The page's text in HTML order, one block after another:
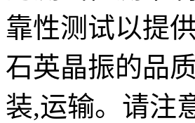
靠性测试以提
石英晶振的品
装,运输。请注